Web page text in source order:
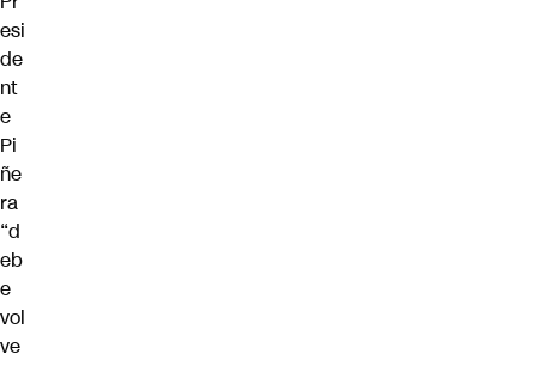
esi
de
nt
e
Pi
ñe
ra
“d
eb
e
vol
ve